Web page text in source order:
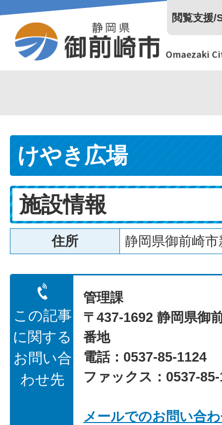
閲覧支援
けやき広場
施設情報
住所 静岡県御前崎
この記事
に関する
お問い合
わせ先
管理課
〒437-1692 静岡県御
番地
電話：0537-85-1124
ファックス：0537-
メールでのお問い合